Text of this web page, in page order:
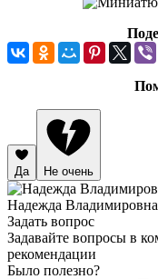
Да Не очень
Надежда Владимировна
Задать вопрос
Задавайте вопросы в
рекомендации
Было полезно?